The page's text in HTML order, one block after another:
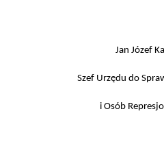
Jan Józef
Szef Urzędu do
i Osób